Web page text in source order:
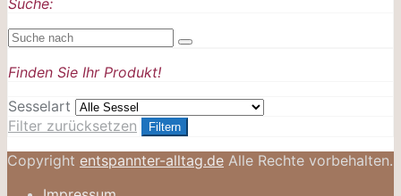
Finden Sie Ihr Produkt!
Sesselart
Filter zurücksetzen
Filtern
Copyright entspannter-alltag.de Alle Rechte vorbehalten.